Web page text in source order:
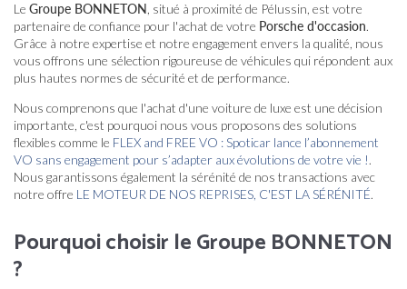
Le Groupe BONNETON , situé à proximité de Pélussin, est votre
partenaire de confiance pour l'achat de votre Porsche d'occasion.
Grâce à notre expertise et notre engagement envers la qualité, nous
vous offrons une sélection rigoureuse de véhicules qui répondent aux
plus hautes normes de sécurité et de performance.
Nous comprenons que l'achat d'une voiture de luxe est une décision
importante, c'est pourquoi nous vous proposons des solutions
flexibles comme le FLEX and FREE VO : Spoticar lance l’abonnement
VO sans engagement pour s’adapter aux évolutions de votre vie !.
Nous garantissons également la sérénité de nos transactions avec
notre offre LE MOTEUR DE NOS REPRISES, C'EST LA SÉRÉNITÉ.
Pourquoi choisir le Groupe BONNETON
?